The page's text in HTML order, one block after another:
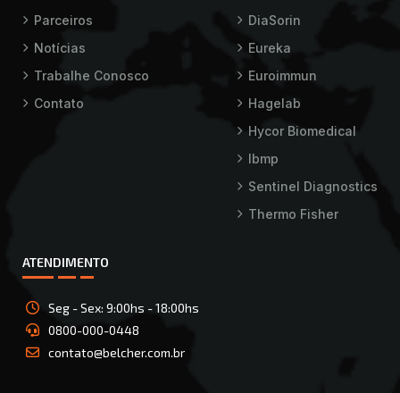
Parceiros
Notícias
Trabalhe Conosco
Contato
DiaSorin
Eureka
Euroimmun
Hagelab
Hycor Biomedical
Ibmp
Sentinel Diagnostics
Thermo Fisher
ATENDIMENTO
Seg - Sex: 9:00hs - 18:00hs
0800-000-0448
contato@belcher.com.br